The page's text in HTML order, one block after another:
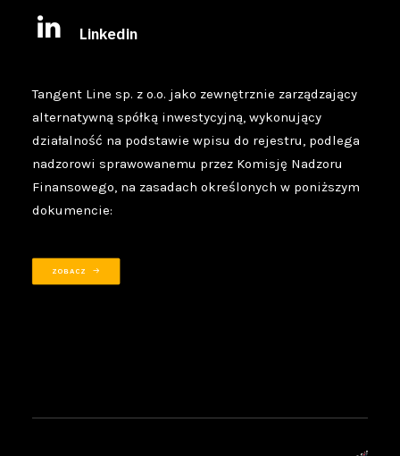
Linkedin
Tangent Line sp. z o.o. jako zewnętrznie zarządzający
alternatywną spółką inwestycyjną, wykonujący
działalność na podstawie wpisu do rejestru, podlega
nadzorowi sprawowanemu przez Komisję Nadzoru
Finansowego, na zasadach określonych w poniższym
dokumencie:
ZOBACZ